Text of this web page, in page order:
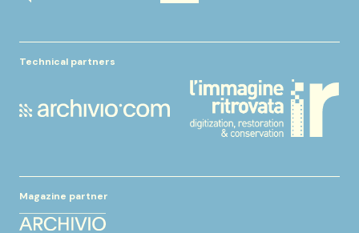
Technical partners
Magazine partner